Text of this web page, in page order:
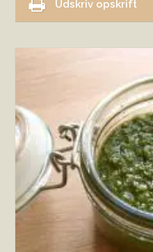
Udskriv opskrift